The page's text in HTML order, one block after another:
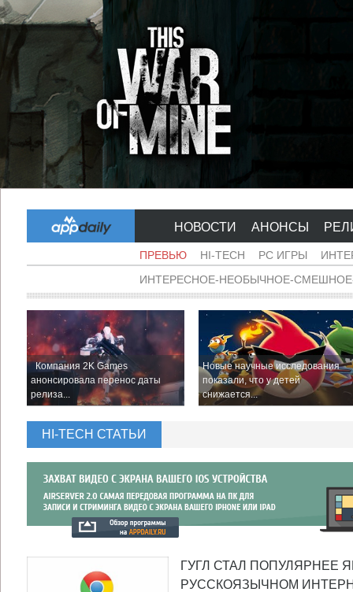
НОВОСТИ АНОНСЫ
ПРЕВЬЮ HI-TECH PC ИГРЫ
ИНТЕРЕСНОЕ-НЕОБЫЧНОЕ-
Компания 2K Games
анонсировала перенос даты
релиза...
Новые научные исследования
показали, что у детей
снижается...
HI-TECH СТАТЬИ
ГУГЛ СТАЛ ПОПУЛЯРНЕЕ
РУССКОЯЗЫЧНОМ